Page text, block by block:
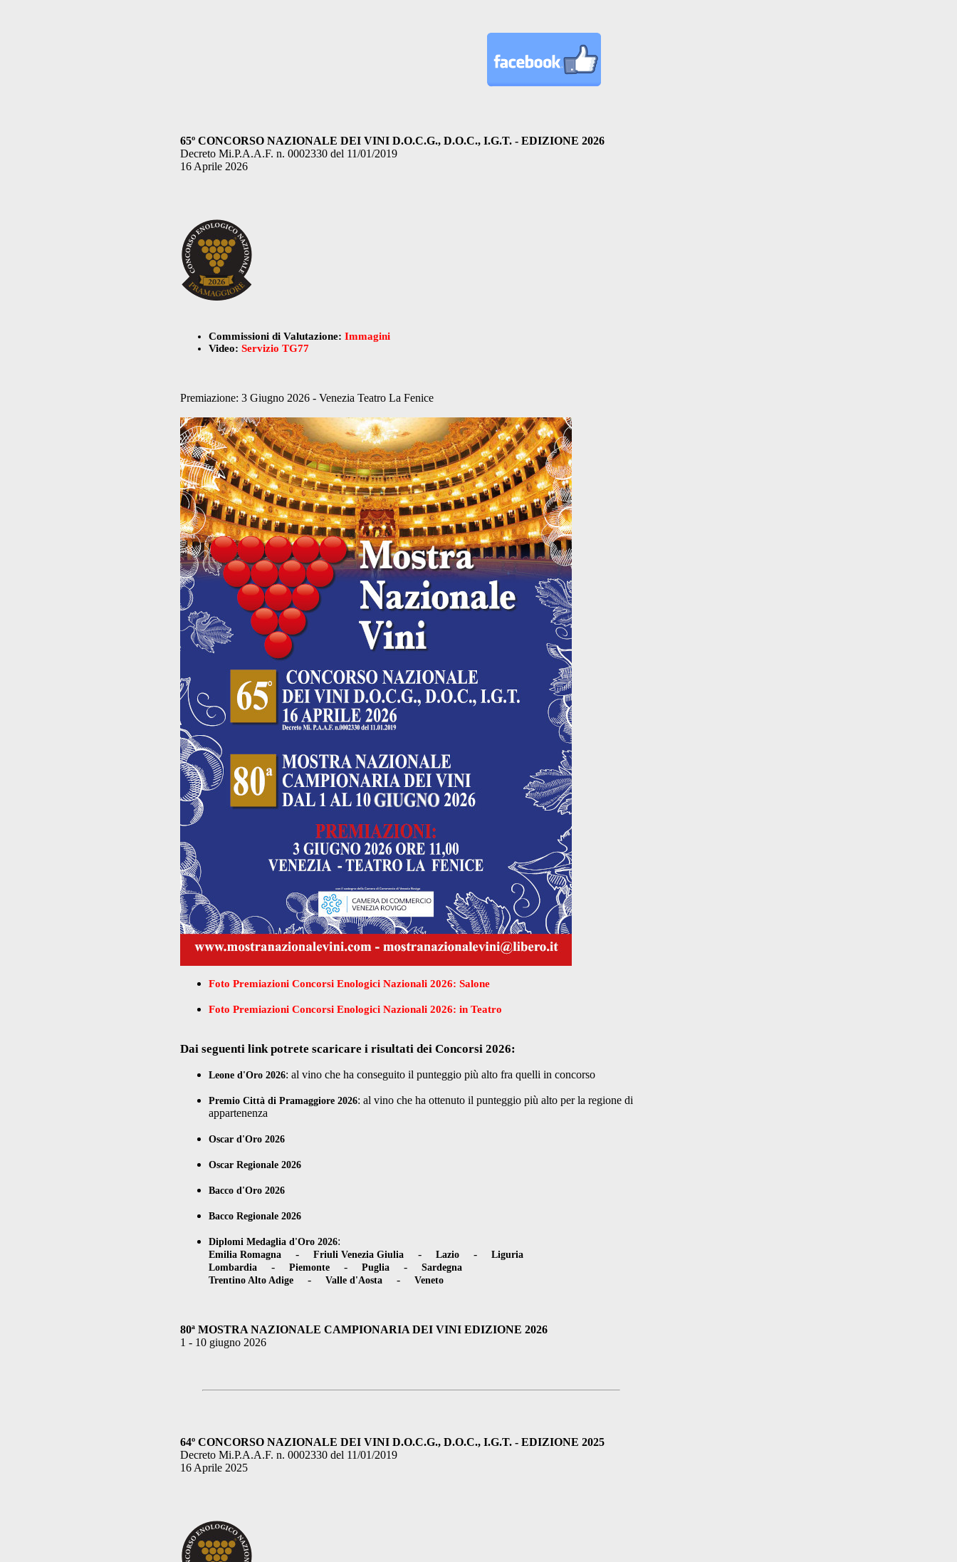
65º CONCORSO NAZIONALE DEI VINI D.O.C.G., D.O.C., I.G.T. - EDIZIONE 2026
Decreto Mi.P.A.A.F. n. 0002330 del 11/01/2019
16 Aprile 2026
Commissioni di Valutazione: Immagini
Video: Servizio TG77
Premiazione: 3 Giugno 2026 - Venezia Teatro La Fenice
Foto Premiazioni Concorsi Enologici Nazionali 2026: Salone
Foto Premiazioni Concorsi Enologici Nazionali 2026: in Teatro
Dai seguenti link potrete scaricare i risultati dei Concorsi 2026:
Leone d'Oro 2026: al vino che ha conseguito il punteggio più alto fra quelli in concorso
Premio Città di Pramaggiore 2026: al vino che ha ottenuto il punteggio più alto per la regione di
appartenenza
Oscar d'Oro 2026
Oscar Regionale 2026
Bacco d'Oro 2026
Bacco Regionale 2026
Diplomi Medaglia d'Oro 2026:
Emilia Romagna- Friuli Venezia Giulia- Lazio- Liguria
Lombardia- Piemonte- Puglia- Sardegna
Trentino Alto Adige- Valle d'Aosta- Veneto
80ª MOSTRA NAZIONALE CAMPIONARIA DEI VINI EDIZIONE 2026
1 - 10 giugno 2026
64º CONCORSO NAZIONALE DEI VINI D.O.C.G., D.O.C., I.G.T. - EDIZIONE 2025
Decreto Mi.P.A.A.F. n. 0002330 del 11/01/2019
16 Aprile 2025